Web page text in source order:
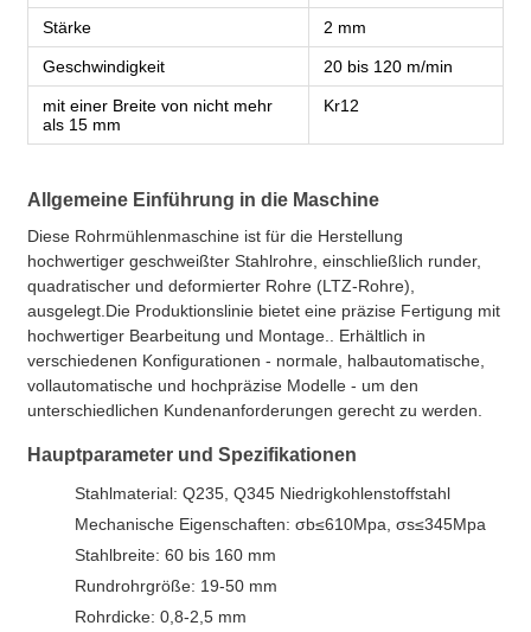
Stärke 2 mm
Geschwindigkeit 20 bis 120 m/min
mit einer Breite von nicht mehr
als 15 mm
Kr12
Allgemeine Einführung in die Maschine
Diese Rohrmühlenmaschine ist für die Herstellung
hochwertiger geschweißter Stahlrohre, einschließlich runder,
quadratischer und deformierter Rohre (LTZ-Rohre),
ausgelegt.Die Produktionslinie bietet eine präzise Fertigung mit
hochwertiger Bearbeitung und Montage.. Erhältlich in
verschiedenen Konfigurationen - normale, halbautomatische,
vollautomatische und hochpräzise Modelle - um den
unterschiedlichen Kundenanforderungen gerecht zu werden.
Hauptparameter und Spezifikationen
Stahlmaterial: Q235, Q345 Niedrigkohlenstoffstahl
Mechanische Eigenschaften: σb≤610Mpa, σs≤345Mpa
Stahlbreite: 60 bis 160 mm
Rundrohrgröße: 19-50 mm
Rohrdicke: 0,8-2,5 mm